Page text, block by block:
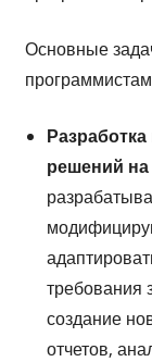
Основные
решений
требования
создание
отчетов,